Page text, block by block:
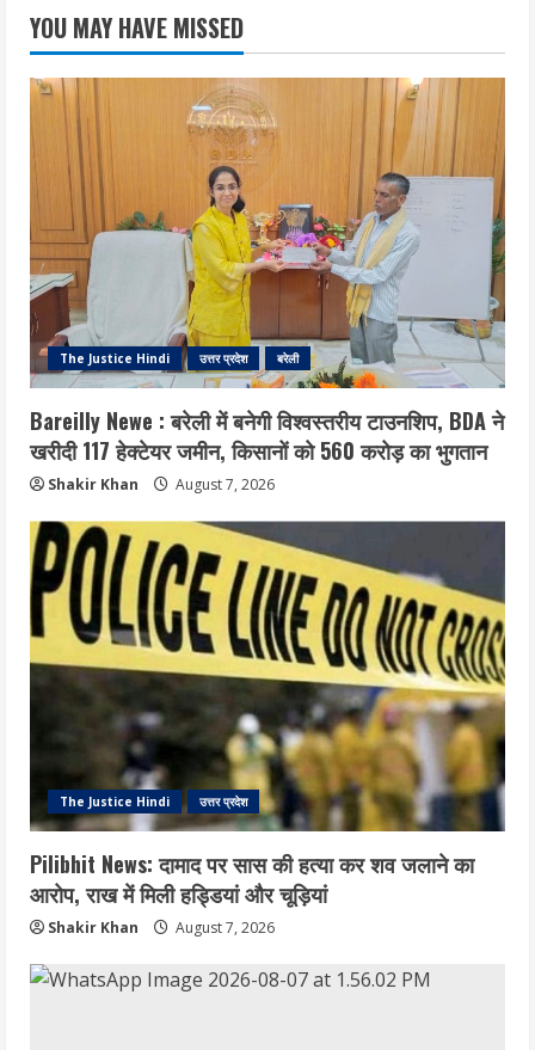
YOU MAY HAVE MISSED
The Justice Hindi उत्तर प्रदेश बरेली
Bareilly Newe : बरेली में बनेगी विश्वस्तरीय टाउनशिप, BDA ने
खरीदी 117 हेक्टेयर जमीन, किसानों को 560 करोड़ का भुगतान
Shakir Khan August 7, 2026
The Justice Hindi उत्तर प्रदेश
Pilibhit News: दामाद पर सास की हत्या कर शव जलाने का
आरोप, राख में मिली हड्डियां और चूड़ियां
Shakir Khan August 7, 2026